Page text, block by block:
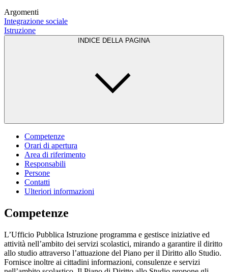
Argomenti
Integrazione sociale
Istruzione
INDICE DELLA PAGINA
Competenze
Orari di apertura
Area di riferimento
Responsabili
Persone
Contatti
Ulteriori informazioni
Competenze
L’Ufficio Pubblica Istruzione programma e gestisce iniziative ed
attività nell’ambito dei servizi scolastici, mirando a garantire il diritto
allo studio attraverso l’attuazione del Piano per il Diritto allo Studio.
Fornisce inoltre ai cittadini informazioni, consulenze e servizi